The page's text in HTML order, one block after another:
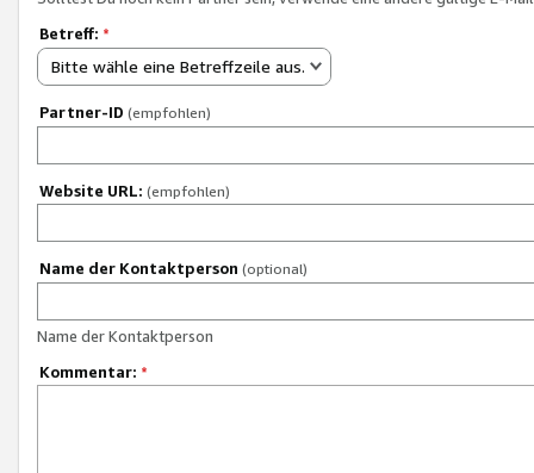
Betreff: *
Bitte wähle eine Betreffzeile aus.
Partner-ID (empfohlen)
Website URL: (empfohlen)
Name der Kontaktperson (optional)
Name der Kontaktperson
Kommentar: *